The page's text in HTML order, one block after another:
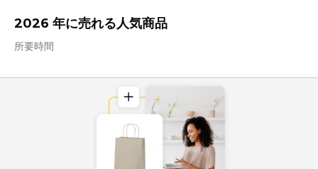
2026 年に売れる人気商品
所要時間